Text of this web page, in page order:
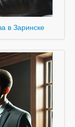
в Заринске